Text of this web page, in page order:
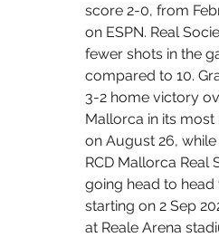
score 2-0, from
on ESPN. Real
fewer shots in the
compared to 10.
3-2 home victory
Mallorca in its
on August 26,
RCD Mallorca Real
going head to head
starting on 2 Sep
at Reale Arena